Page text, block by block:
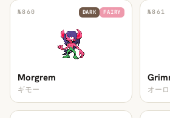
№860 DARK FAIRY
Morgrem
ギモー
№861
オー